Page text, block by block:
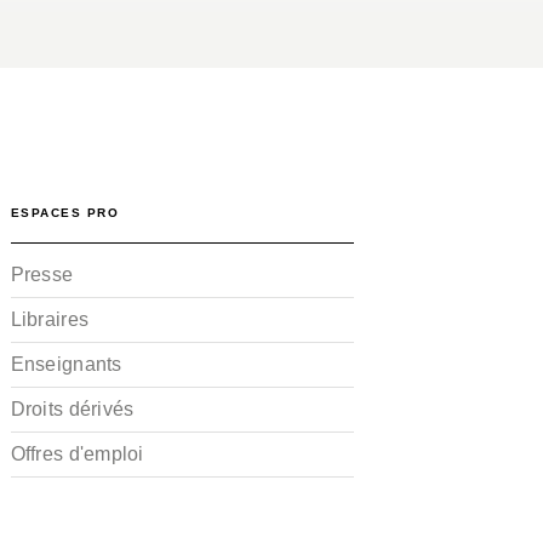
ESPACES PRO
Presse
Libraires
Enseignants
Droits dérivés
Offres d'emploi